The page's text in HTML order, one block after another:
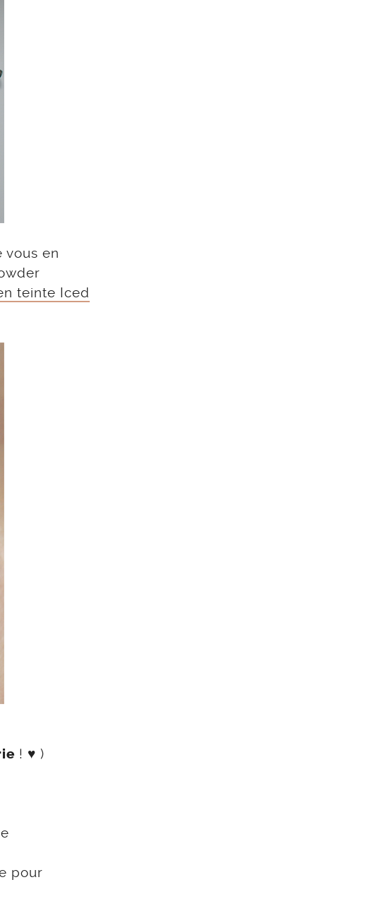
vous en
teinte Iced
! ♥ )
pour